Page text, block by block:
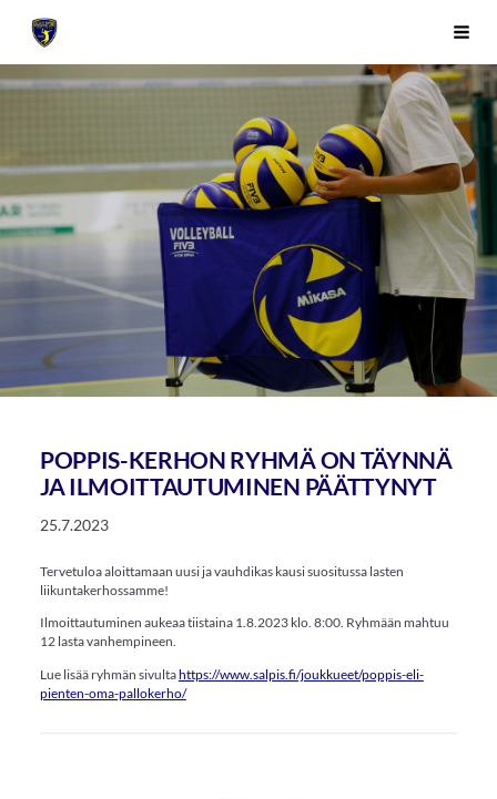
Siirry
sivunSivuston etusivulle
POPPIS-KERHON RYHMÄ ON TÄYNNÄ
JA ILMOITTAUTUMINEN PÄÄTTYNYT
25.7.2023
Tervetuloa aloittamaan uusi ja vauhdikas kausi suositussa lasten
liikuntakerhossamme!
Ilmoittautuminen aukeaa tiistaina 1.8.2023 klo. 8:00. Ryhmään mahtuu
12 lasta vanhempineen.
Lue lisää ryhmän sivultahttps://www.salpis.fi/joukkueet/poppis-eli-
pienten-oma-pallokerho/